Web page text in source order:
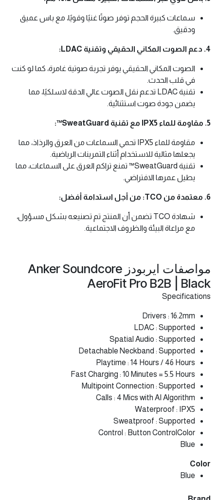
سماعات كبيرة الحجم توفر صوتًا غنيًا وقويًا، مع باس عميق
ودقيق.
4. دعم الصوت المكاني الحقيقي وتقنية LDAC:
الصوت المكاني الحقيقي يوفر تجربة صوتية غامرة، كما لو كنت
في قلب الحدث.
تقنية LDAC تدعم نقل الصوت عالي الدقة لاسلكيًا، مما
يضمن جودة صوت استثنائية.
5. مقاومة للماء IPX5 مع تقنية SweatGuard™️:
مقاومة للماء IPX5 تحمي السماعات من العرق والرذاذ، مما
يجعلها مثالية للاستخدام أثناء التمرينات الرياضية.
تقنية SweatGuard™️ تمنع تراكم العرق على السماعات، مما
يطيل عمرها الافتراضي.
6. معتمدة من TCO: من أجل استدامة أفضل:
شهادة TCO تضمن أن المنتج تم تصنيعه بشكل مسؤول،
مع مراعاة البيئة والظروف الاجتماعية.
مواصفات ايربودز Anker Soundcore
AeroFit Pro B2B | Black
Specifications
Drivers : 16.2mm
LDAC : Supported
Spatial Audio : Supported
Detachable Neckband : Supported
Playtime : 14 Hours / 46 Hours
Fast Charging : 10 Minutes = 5.5 Hours
Multipoint Connection : Supported
Calls : 4 Mics with AI Algorithm
Waterproof : IPX5
Sweatproof : Supported
Control : Button ControlColor
Blue
Color
Blue